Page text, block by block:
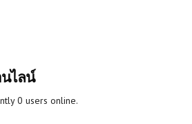
ไลน์
0 users online.